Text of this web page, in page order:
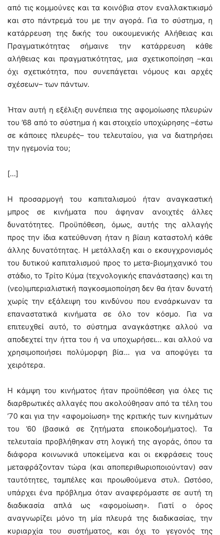
από τις κομμούνες και τα κοινόβια στον εναλλακτικισμό
και στο πάντρεμά του με την αγορά. Για το σύστημα, η
κατάρρευση της δικής του οικουμενικής Αλήθειας και
Πραγματικότητας σήμαινε την κατάρρευση κάθε
αλήθειας και πραγματικότητας, μια σχετικοποίηση –και
όχι σχετικότητα, που συνεπάγεται νόμους και αρχές
σχέσεων– των πάντων.
Ήταν αυτή η εξέλιξη συνέπεια της αφομοίωσης πλευρών
του ’68 από το σύστημα ή και στοιχείο υποχώρησης –έστω
σε κάποιες πλευρές– του τελευταίου, για να διατηρήσει
την ηγεμονία του;
[…]
Η προσαρμογή του καπιταλισμού ήταν αναγκαστική
μπρος σε κινήματα που άφηναν ανοιχτές άλλες
δυνατότητες. Προϋπόθεση, όμως, αυτής της αλλαγής
προς την ίδια κατεύθυνση ήταν η βίαιη καταστολή κάθε
άλλης δυνατότητας. Η μετάλλαξη και ο εκσυγχρονισμός
του δυτικού καπιταλισμού προς το μετα-βιομηχανικό του
στάδιο, το Τρίτο Κύμα (τεχνολογικής επανάστασης) και τη
(νεο)ιμπεριαλιστική παγκοσμιοποίηση δεν θα ήταν δυνατή
χωρίς την εξάλειψη του κινδύνου που ενσάρκωναν τα
επαναστατικά κινήματα σε όλο τον κόσμο. Για να
επιτευχθεί αυτό, το σύστημα αναγκάστηκε αλλού να
αποδεχτεί την ήττα του ή να υποχωρήσει… και αλλού να
χρησιμοποιήσει πολύμορφη βία… για να αποφύγει τα
χειρότερα.
Η κάμψη του κινήματος ήταν προϋπόθεση για όλες τις
διαρθρωτικές αλλαγές που ακολούθησαν από τα τέλη του
’70 και για την «αφομοίωση» της κριτικής των κινημάτων
του ’60 (βασικά σε ζητήματα εποικοδομήματος). Τα
τελευταία προβλήθηκαν στη λογική της αγοράς, όπου τα
διάφορα κοινωνικά υποκείμενα και οι εκφράσεις τους
μεταφράζονταν τώρα (και αποπεριθωριοποιούνταν) σαν
ταυτότητες, ταμπέλες και προωθούμενα στυλ. Ωστόσο,
υπάρχει ένα πρόβλημα όταν αναφερόμαστε σε αυτή τη
διαδικασία απλά ως «αφομοίωση». Γιατί ο όρος
αναγνωρίζει μόνο τη μία πλευρά της διαδικασίας, την
κυριαρχία του συστήματος, και όχι το γεγονός της